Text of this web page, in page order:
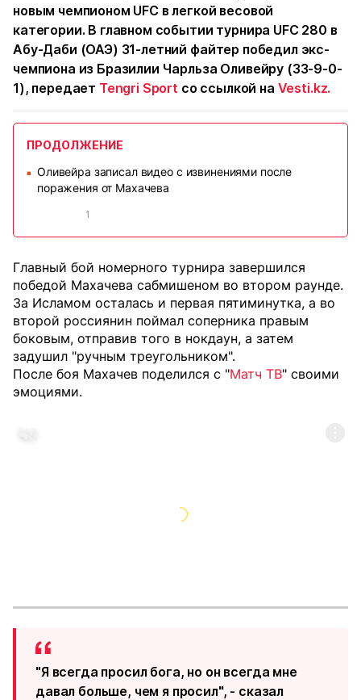
новым чемпионом UFC в легкой весовой
категории. В главном событии турнира UFC 280 в
Абу-Даби (ОАЭ) 31-летний файтер победил экс-
чемпиона из Бразилии Чарльза Оливейру (33-9-0-
1), передает Tengri Sport со ссылкой на Vesti.kz.
ПРОДОЛЖЕНИЕ
■
Оливейра записал видео с извинениями после
поражения от Махачева
1
Главный бой номерного турнира завершился
победой Махачева сабмишеном во втором раунде.
За Исламом осталась и первая пятиминутка, а во
второй россиянин поймал соперника правым
боковым, отправив того в нокдаун, а затем
задушил "ручным треугольником".
После боя Махачев поделился с "Матч ТВ" своими
эмоциями.
"Я всегда просил бога, но он всегда мне
давал больше, чем я просил", - сказал